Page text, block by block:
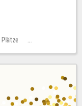
Plätze